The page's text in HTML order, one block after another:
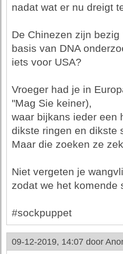
nadat wat er nu dreigt
De Chinezen zijn
basis van DNA
iets voor USA?
Vroeger had je in
"Mag Sie keiner),
waar bijkans ieder een
dikste ringen en dikste
Maar die zoeken ze
Niet vergeten je
zodat we het komende
#sockpuppet
09-12-2019, 14:07 door